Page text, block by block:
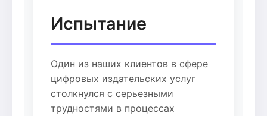
Испытание
Один из наших клиентов в сфере
цифровых издательских услуг
столкнулся с серьезными
трудностями в процессах